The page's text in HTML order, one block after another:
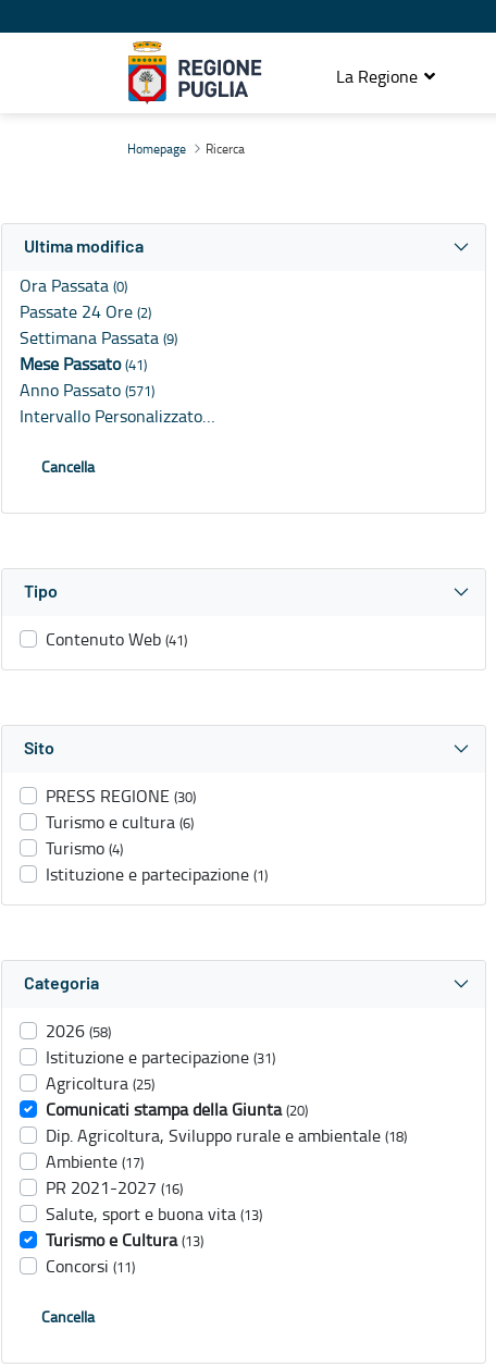
La Regione
Homepage Ricerca
Ultima modifica
Ora Passata (0)
Passate 24 Ore (2)
Settimana Passata (9)
Mese Passato(41)
Anno Passato (571)
Intervallo Personalizzato…
Cancella
Tipo
Contenuto Web (41)
Sito
PRESS REGIONE (30)
Turismo e cultura (6)
Turismo (4)
Istituzione e partecipazione (1)
Categoria
2026 (58)
Istituzione e partecipazione (31)
Agricoltura (25)
Comunicati stampa della Giunta (20)
Dip. Agricoltura, Sviluppo rurale e ambientale (18)
Ambiente (17)
PR 2021-2027 (16)
Salute, sport e buona vita (13)
Turismo e Cultura (13)
Concorsi (11)
Cancella